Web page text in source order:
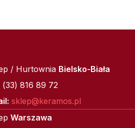
/ Hurtownia Bielsko-Biała
(33) 816 89 72
sklep@keramos.pl
Warszawa